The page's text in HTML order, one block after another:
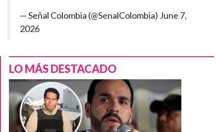
— Señal Colombia (@SenalColombia) June 7,
2026
LO MÁS DESTACADO